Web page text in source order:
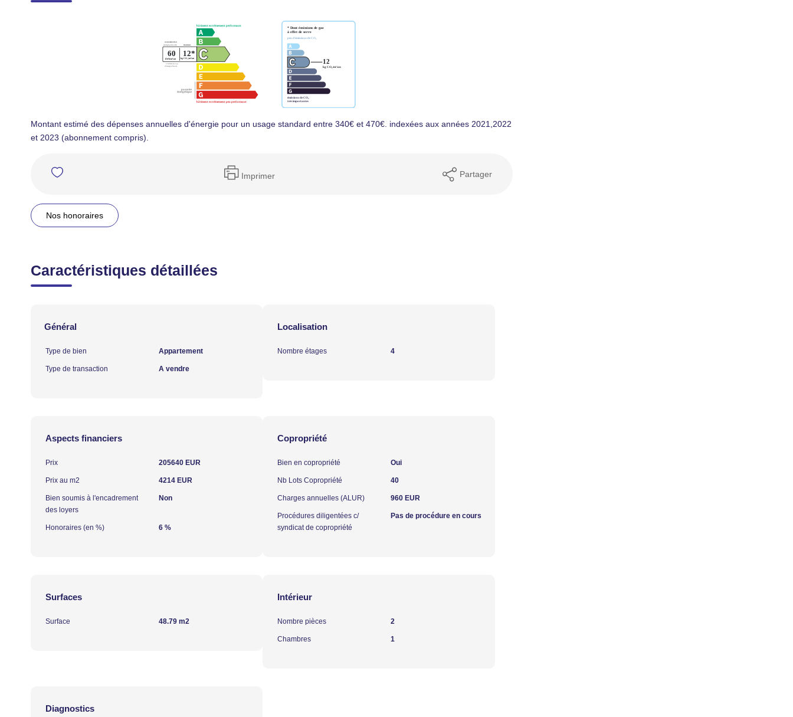
Montant estimé des dépenses annuelles d'énergie pour un usage standard entre 340€ et 470€. indexées aux années 2021,2022
et 2023 (abonnement compris).
Imprimer Partager
Nos honoraires
Caractéristiques détaillées
Général
Type de bien Appartement
Type de transaction A vendre
Localisation
Nombre étages 4
Aspects financiers
Prix 205640 EUR
Prix au m2 4214 EUR
Bien soumis à l'encadrement
des loyers
Non
Honoraires (en %) 6 %
Copropriété
Bien en copropriété Oui
Nb Lots Copropriété 40
Charges annuelles (ALUR) 960 EUR
Procédures diligentées c/
syndicat de copropriété
Pas de procédure en cours
Surfaces
Surface 48.79 m2
Intérieur
Nombre pièces 2
Chambres 1
Diagnostics